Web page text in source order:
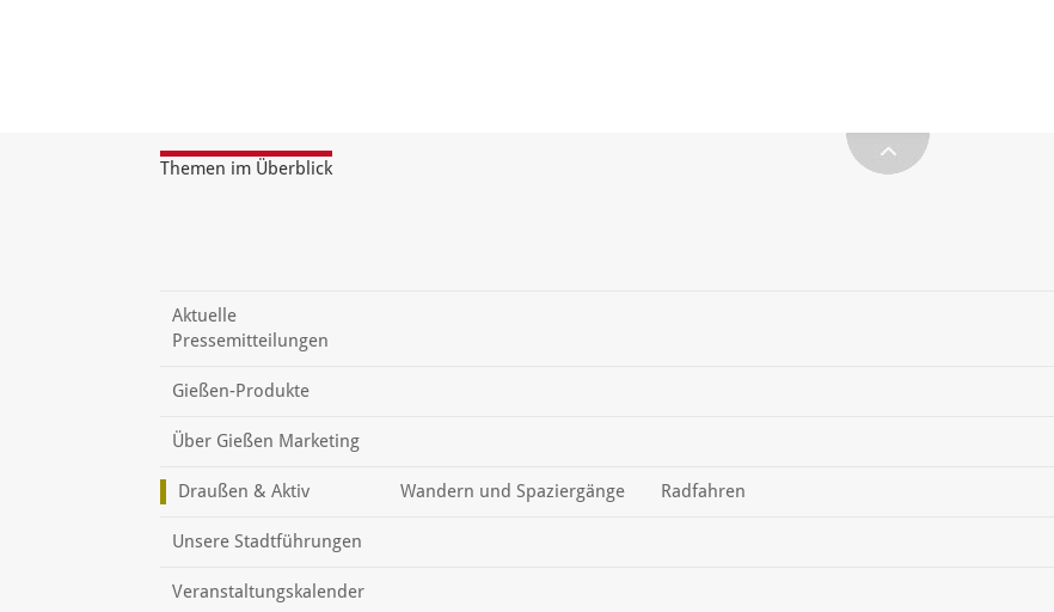
Themen im Überblick
Aktuelle
Pressemitteilungen
Gießen-Produkte
Über Gießen Marketing
Draußen & Aktiv Wandern und Spaziergänge Radfahren
Unsere Stadtführungen
Veranstaltungskalender